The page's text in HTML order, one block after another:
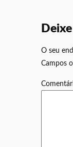
O seu
Campos